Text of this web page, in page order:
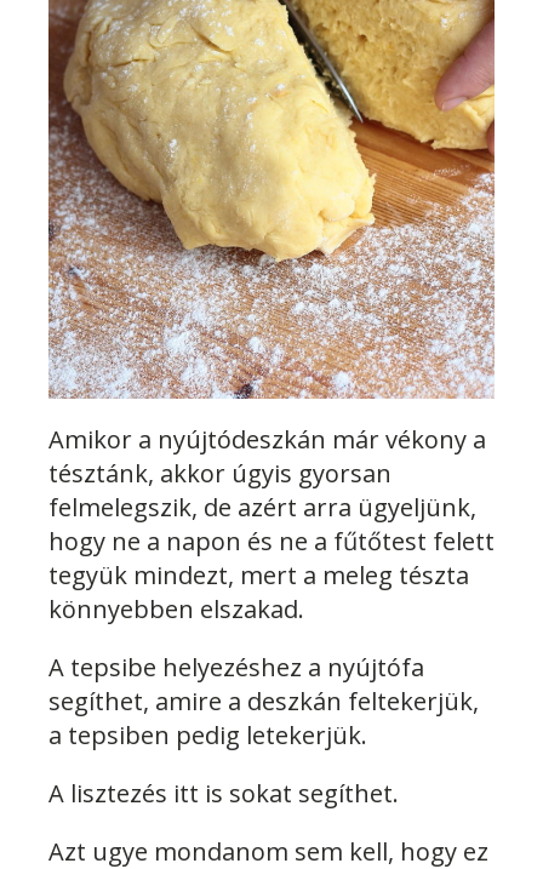
Amikor a nyújtódeszkán már vékony a
tésztánk, akkor úgyis gyorsan
felmelegszik, de azért arra ügyeljünk,
hogy ne a napon és ne a fűtőtest felett
tegyük mindezt, mert a meleg tészta
könnyebben elszakad.
A tepsibe helyezéshez a nyújtófa
segíthet, amire a deszkán feltekerjük,
a tepsiben pedig letekerjük.
A lisztezés itt is sokat segíthet.
Azt ugye mondanom sem kell, hogy ez